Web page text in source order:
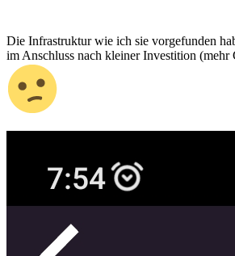
Die Infrastruktur wie ich sie vorgefunden
im Anschluss nach kleiner Investition (mehr